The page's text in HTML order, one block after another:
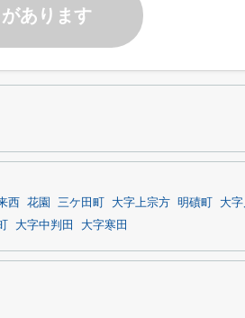
あります
西 花園 三ケ田町 大字上宗方 明磧町 大
大字中判田 大字寒田